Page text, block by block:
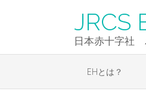
JRCS
日本赤十字社
EHとは？